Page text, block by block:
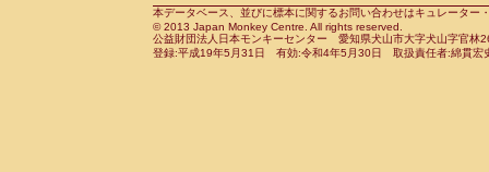
CercopithecidaePapio anubis(0)
CercopithecidaePapio cynocephalus
CercopithecidaePapio hamadryas(0)
CebidaeSaguinus leucopus(0)
CebidaeSaguinus midas(0)
Cebidae Saguinus mystax(0)
本データベース、並びに標本に関するお問い合わせはキュレータ
© 2013 Japan Monkey Centre. All rights reserved.
公益財団法人日本モンキーセンター 愛知県犬山市大字犬山字官
登録:平成19年5月31日 有効:令和4年5月30日 取扱責任者:綿貫宏